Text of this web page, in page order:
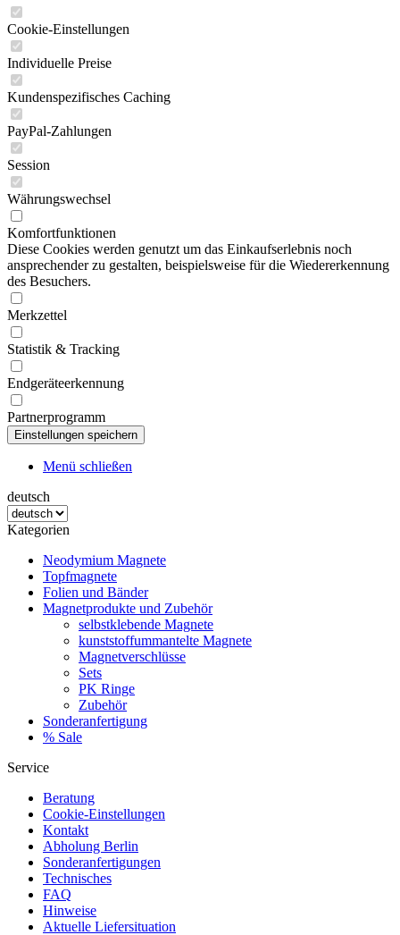
Cookie-Einstellungen
Individuelle Preise
Kundenspezifisches Caching
PayPal-Zahlungen
Session
Währungswechsel
Komfortfunktionen
Diese Cookies werden genutzt um das Einkaufserlebnis noch
ansprechender zu gestalten, beispielsweise für die Wiedererkennung
des Besuchers.
Merkzettel
Statistik & Tracking
Endgeräteerkennung
Partnerprogramm
Menü schließen
deutsch
Kategorien
Neodymium Magnete
Topfmagnete
Folien und Bänder
Magnetprodukte und Zubehör
selbstklebende Magnete
kunststoffummantelte Magnete
Magnetverschlüsse
Sets
PK Ringe
Zubehör
Sonderanfertigung
% Sale
Service
Beratung
Cookie-Einstellungen
Kontakt
Abholung Berlin
Sonderanfertigungen
Technisches
FAQ
Hinweise
Aktuelle Liefersituation